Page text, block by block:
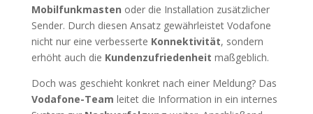
Mobilfunkmasten oder die Installation zusätzlicher
Sender. Durch diesen Ansatz gewährleistet Vodafone
nicht nur eine verbesserte Konnektivität, sondern
erhöht auch die Kundenzufriedenheit maßgeblich.
Doch was geschieht konkret nach einer Meldung? Das
Vodafone-Team leitet die Information in ein internes